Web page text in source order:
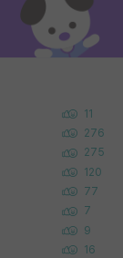
11
276
275
120
77
7
9
16